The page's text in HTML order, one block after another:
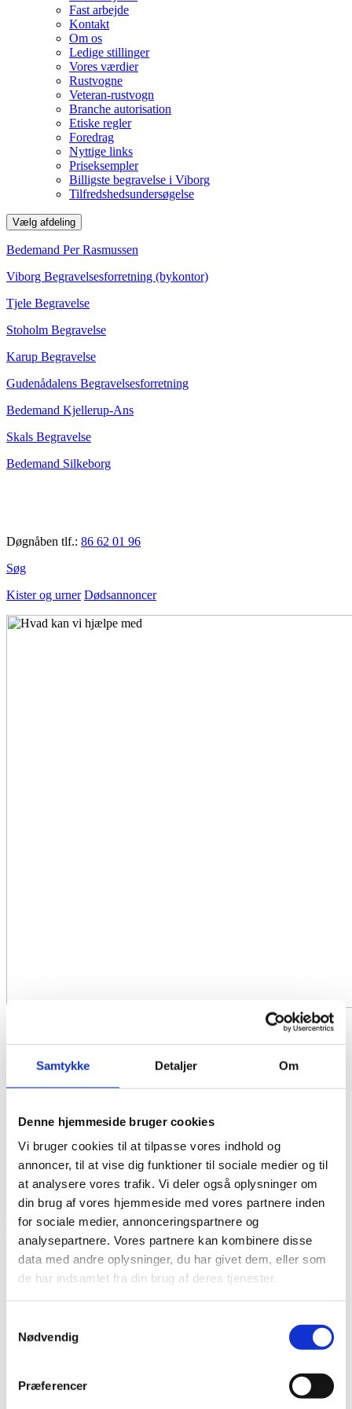
Samtykke Detaljer Om
Denne hjemmeside bruger cookies
Vi bruger cookies til at tilpasse vores indhold og
annoncer, til at vise dig funktioner til sociale medier og til
at analysere vores trafik. Vi deler også oplysninger om
din brug af vores hjemmeside med vores partnere inden
for sociale medier, annonceringspartnere og
analysepartnere. Vores partnere kan kombinere disse
data med andre oplysninger, du har givet dem, eller som
de har indsamlet fra din brug af deres tjenester.
Nødvendig
Præferencer
Fast arbejde
Kontakt
Om os
Ledige stillinger
Vores værdier
Rustvogne
Veteran-rustvogn
Branche autorisation
Etiske regler
Foredrag
Nyttige links
Priseksempler
Billigste begravelse i Viborg
Tilfredshedsundersøgelse
Vælg afdeling
Bedemand Per Rasmussen
Viborg Begravelsesforretning (bykontor)
Tjele Begravelse
Stoholm Begravelse
Karup Begravelse
Gudenådalens Begravelsesforretning
Bedemand Kjellerup-Ans
Skals Begravelse
Bedemand Silkeborg
Døgnåben tlf.: 86 62 01 96
Søg
Kister og urner Dødsannoncer
Forside -
Vi kan hjælpe med
Hos Bedemand Per Rasmussen er vi eksperter i at planlægge
begravelser og bisættelser – samt hjælpe og vejlede pårørende i en
svær tid. Vi har opbygget vores kompetencer gennem mange år i
Vi kan hjælpe med at skabe overblik her og nu samt vejlede
omkring beslutninger, som af praktiske årsager skal afklares på selve
dødsdagen og dagene lige efter.
Vi hjælper, når det drejer sig om:
Kontakt til præst og kirkekontor for at fastlægge tid og sted
for begravelsen/ bisættelsen.
kirkegårdskontor/graver, sygehus/plejehjem, krematorium,
Anmeldelse til begravelsesmyndighed.
Hjælp til udformning af dødsannonce samt indrykning.